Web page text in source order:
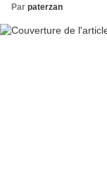
Par paterzan